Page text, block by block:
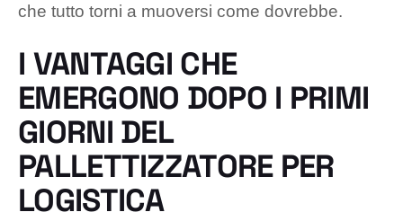
che tutto torni a muoversi come dovrebbe.
I VANTAGGI CHE
EMERGONO DOPO I PRIMI
GIORNI DEL
PALLETTIZZATORE PER
LOGISTICA